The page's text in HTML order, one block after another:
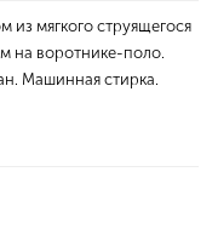
из мягкого струящегося
на воротнике-поло.
Машинная стирка.